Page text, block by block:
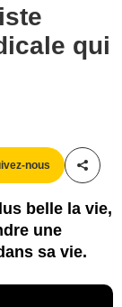
qui
nous
belle la vie,
une
sa vie.